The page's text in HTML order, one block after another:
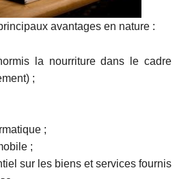
avantages en nature :
la nourriture dans le cadre
;
;
;
sur les biens et services fournis